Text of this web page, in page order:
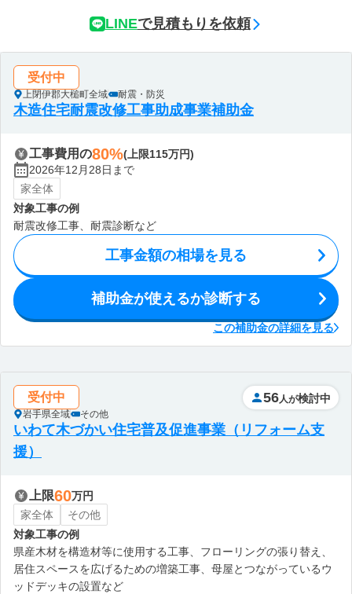
LINEで見積もりを依頼
受付中
上閉伊郡大槌町全域 耐震・防災
木造住宅耐震改修工事助成事業補助金
工事費用の80%(上限115万円)
2026年12月28日まで
家全体
対象工事の例
耐震改修工事、耐震診断など
工事金額の相場を見る
補助金が使えるか診断する
この補助金の詳細を見る
受付中
岩手県全域 その他
56 人が検討中
いわて木づかい住宅普及促進事業（リフォーム支
援）
上限60万円
家全体
その他
対象工事の例
県産木材を構造材等に使用する工事、フローリングの張り替え、
居住スペースを広げるための増築工事、母屋とつながっているウ
ッドデッキの設置など